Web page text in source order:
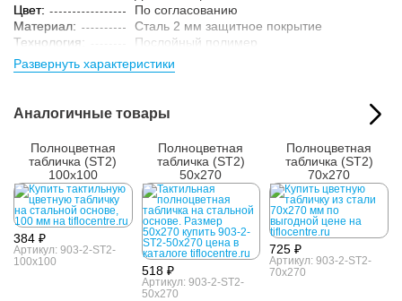
Цвет:
По согласованию
Материал:
Сталь 2 мм защитное покрытие
Технология:
Послойный полимер
Параметры упакованного товара:
Кол-во изделий в
1 шт.
Развернуть характеристики
Аналогичные товары
Полноцветная
табличка (ST2)
100x100
384 ₽
Артикул: 903-2-ST2-
100x100
Полноцветная
табличка (ST2)
50x270
518 ₽
Артикул: 903-2-ST2-
50x270
Полноцветная
табличка (ST2)
70х270
725 ₽
Артикул: 903-2-ST2-
70x270